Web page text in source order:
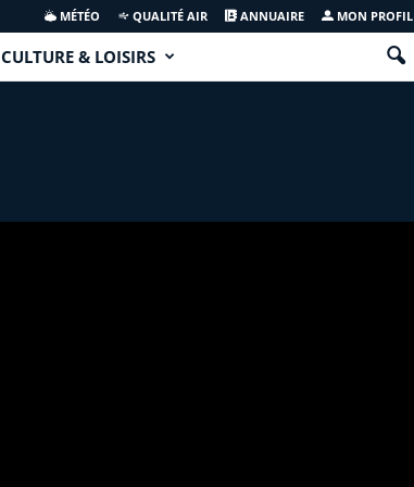
MÉTÉO QUALITÉ AIR ANNUAIRE MON PROFIL
CULTURE & LOISIRS